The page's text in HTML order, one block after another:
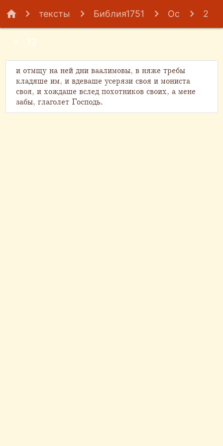
home тексты Библия1751 Ос 2
13
и отмщу на ней дни ваалимовы, в няже требы
кладяше им, и вдеваше усерязи своя и мониста
своя, и хождаше вслед похотников своих, а мене
забы, глаголет Господь.